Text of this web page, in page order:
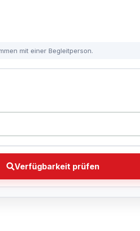
mit einer Begleitperson.
Verfügbarkeit prüfen
Datum